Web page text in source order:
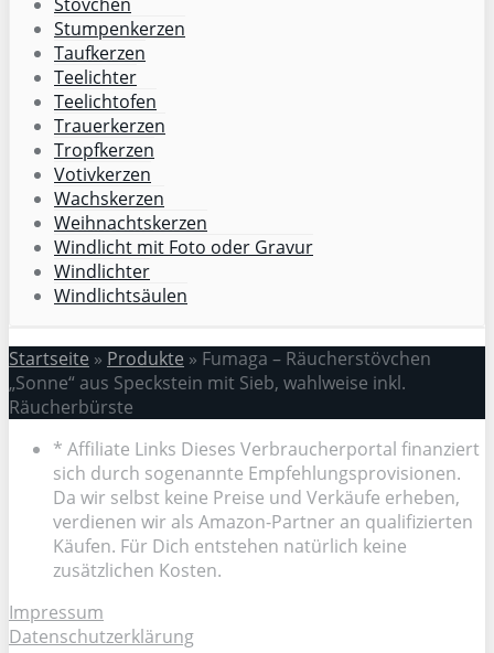
Stumpenkerzen
Taufkerzen
Teelichter
Teelichtofen
Trauerkerzen
Tropfkerzen
Votivkerzen
Wachskerzen
Weihnachtskerzen
Windlicht mit Foto oder Gravur
Windlichter
Windlichtsäulen
Startseite » Produkte » Fumaga – Räucherstövchen
„Sonne“ aus Speckstein mit Sieb, wahlweise inkl.
Räucherbürste
* Affiliate Links Dieses Verbraucherportal finanziert
sich durch sogenannte Empfehlungsprovisionen.
Da wir selbst keine Preise und Verkäufe erheben,
verdienen wir als Amazon-Partner an qualifizierten
Käufen. Für Dich entstehen natürlich keine
zusätzlichen Kosten.
Impressum
Datenschutzerklärung